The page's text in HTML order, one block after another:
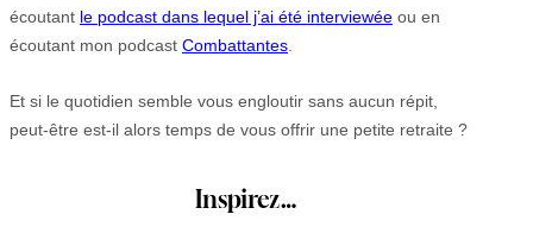
écoutant le podcast dans lequel j’ai été interviewée ou en
écoutant mon podcast Combattantes.
Et si le quotidien semble vous engloutir sans aucun répit,
peut-être est-il alors temps de vous offrir une petite retraite ?
Inspirez…